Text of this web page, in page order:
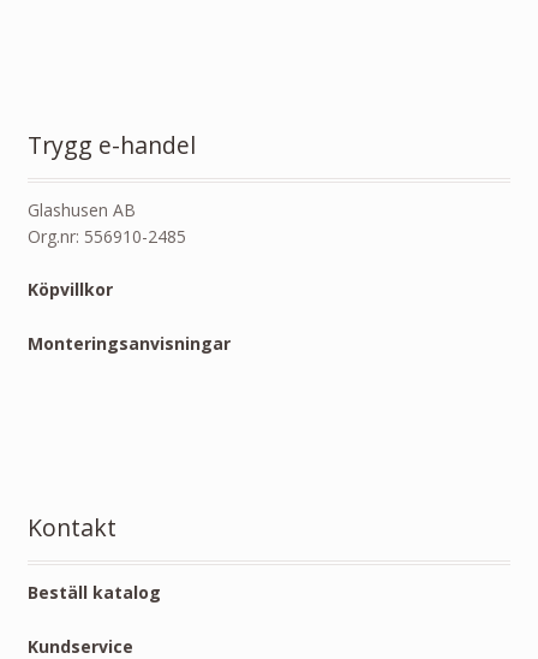
Trygg e-handel
Glashusen AB
Org.nr: 556910-2485
Köpvillkor
Monteringsanvisningar
Kontakt
Beställ katalog
Kundservice